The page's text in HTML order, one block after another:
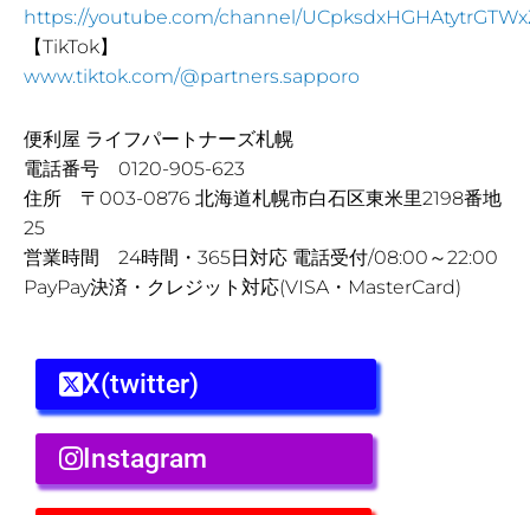
https://youtube.com/channel/
【TikTok】
www.tiktok.com/@partners.sapporo
便利屋 ライフパートナーズ札幌
電話番号 0120-905-623
住所 〒003-0876 北海道札幌市白石区東米里2198番地
25
営業時間 24時間・365日対応 電話受付/08:00～22:00
PayPay決済・クレジット対応(VISA・MasterCard)
X(twitter)
Instagram